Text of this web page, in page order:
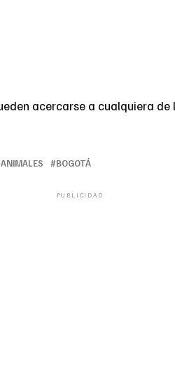
acercarse a cualquiera
ANIMALES BOGOTÁ
PUBLICIDAD